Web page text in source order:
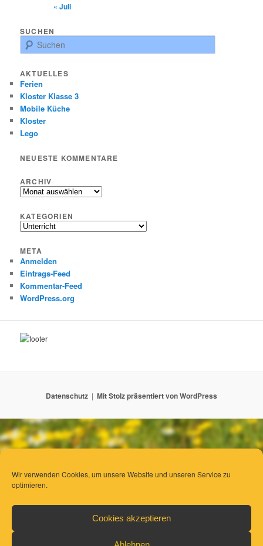
Wir verwenden Cookies, um unsere Website und unseren Service zu
optimieren.
Cookies akzeptieren
« Juli
SUCHEN
u
h
e
n
AKTUELLES
Ferien
Kloster Klasse 3
Mobile Küche
Kloster
Lego
NEUESTE KOMMENTARE
ARCHIV
Archiv
KATEGORIEN
Kategorien
META
Anmelden
Eintrags-Feed
Kommentar-Feed
WordPress.org
Datenschutz Mit Stolz präsentiert von WordPress